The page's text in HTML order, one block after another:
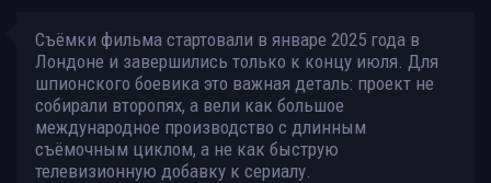
Съёмки фильма стартовали в январе 2025 года в
Лондоне и завершились только к концу июля. Для
шпионского боевика это важная деталь: проект не
собирали второпях, а вели как большое
международное производство с длинным
съёмочным циклом, а не как быструю
телевизионную добавку к сериалу.